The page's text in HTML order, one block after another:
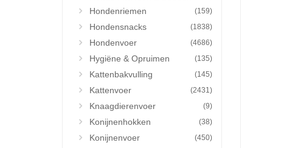
Hondenriemen (159)
Hondensnacks (1838)
Hondenvoer (4686)
Hygiëne & Opruimen (135)
Kattenbakvulling (145)
Kattenvoer (2431)
Knaagdierenvoer (9)
Konijnenhokken (38)
Konijnenvoer (450)